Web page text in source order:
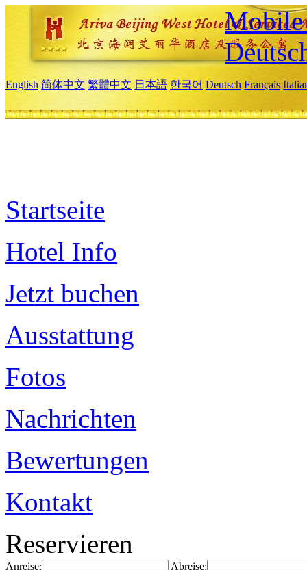
Mobile
English 简体中文 繁體中文 日本語 한국어 Deutsch Français
Startseite
Hotel Info
Jetzt buchen
Ausstattung
Fotos
Nachrichten
Bewertungen
Kontakt
Reservieren
Anreise: Abreise: